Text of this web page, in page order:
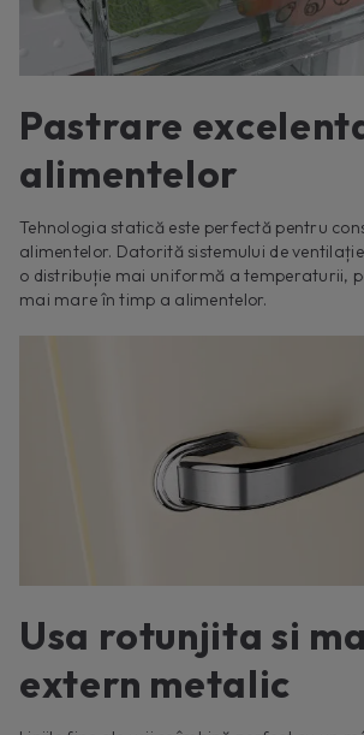
Pastrare
alimentelor
Tehnologia statică este perfectă pentru
alimentelor. Datorită sistemului de
o distribuție mai uniformă a temperaturii,
mai mare în timp a alimentelor.
Usa rotunjita si
extern metalic